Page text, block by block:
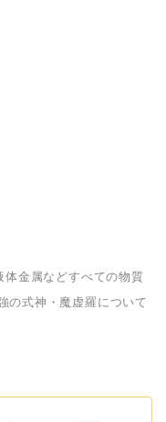
金属などすべての物質
の式神・魔虚羅について